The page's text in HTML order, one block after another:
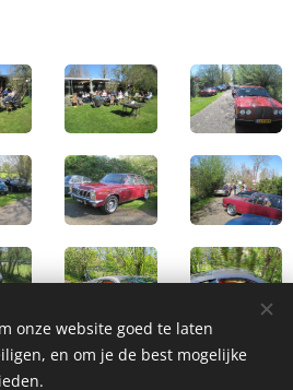
onze website goed te laten
en om je de best mogelijke